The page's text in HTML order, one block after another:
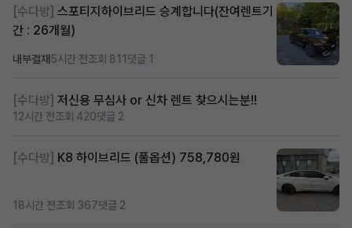
[수다방] 스포티지하이브리드 승계합니다(잔여렌트기
간 : 26개월)
내부결재5시간 전조회 811 댓글 1
[수다방] 저신용 무심사 or 신차 렌트 찾으시는분!!
12시간 전조회 420댓글 2
[수다방] K8 하이브리드 (풀옵션) 758,780원
18시간 전조회 367댓글 2